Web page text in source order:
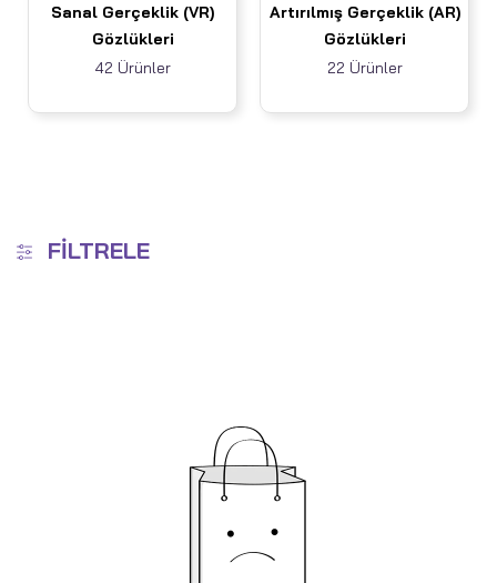
Sanal Gerçeklik (VR)
Gözlükleri
42 Ürünler
Artırılmış Gerçeklik (AR)
Gözlükleri
22 Ürünler
FILTRELE